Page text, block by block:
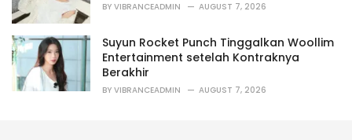
BY VIBRANCEADMIN AUGUST 7, 2026
Suyun Rocket Punch Tinggalkan Woollim
Entertainment setelah Kontraknya
Berakhir
BY VIBRANCEADMIN AUGUST 7, 2026